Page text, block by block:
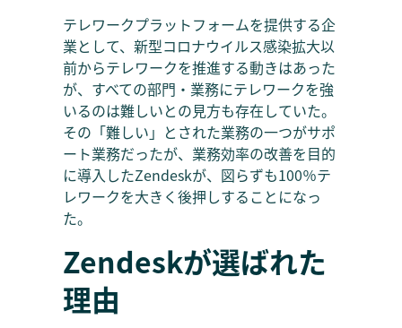
テレワークプラットフォームを提供する企
業として、新型コロナウイルス感染拡大以
前からテレワークを推進する動きはあった
が、すべての部門・業務にテレワークを強
いるのは難しいとの見方も存在していた。
その「難しい」とされた業務の一つがサポ
ート業務だったが、業務効率の改善を目的
に導入したZendeskが、図らずも100％テ
レワークを大きく後押しすることになっ
た。
Zendeskが選ばれた
理由